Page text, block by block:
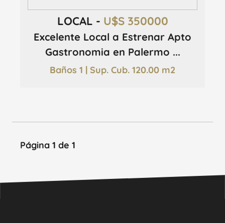
LOCAL - U$S 350000
Excelente Local a Estrenar Apto
Gastronomia en Palermo ...
Baños 1 | Sup. Cub. 120.00 m2
Página 1 de 1